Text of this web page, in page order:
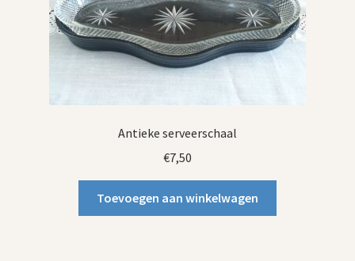
Antieke serveerschaal
€7,50
Toevoegen aan winkelwagen